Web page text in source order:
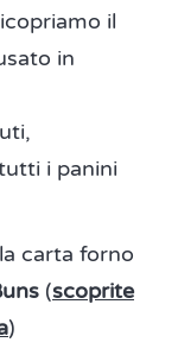
il
in
i panini
carta forno
(scoprite
)